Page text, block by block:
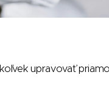
upravovať